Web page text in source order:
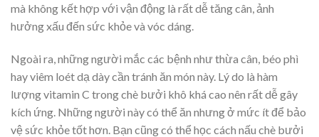
mà không kết hợp với vận động là rất dễ tăng cân, ảnh
hưởng xấu đến sức khỏe và vóc dáng.
Ngoài ra, những người mắc các bệnh như thừa cân, béo phì
hay viêm loét dạ dày cần tránh ăn món này. Lý do là hàm
lượng vitamin C trong chè bưởi khô khá cao nên rất dễ gây
kích ứng. Những người này có thể ăn nhưng ở mức ít để bảo
vệ sức khỏe tốt hơn. Bạn cũng có thể học cách nấu chè bưởi